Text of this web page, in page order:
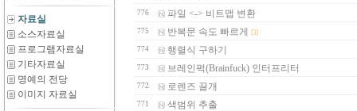
자료실
소스자료실
프로그램자료실
기타자료실
명예의 전당
이미지 자료실
776 파일 <-> 비트맵 변환
775 반복문 속도 빠르게 [3]
774 행렬식 구하기
773 브레인퍽(Brainfuck) 인터프리터
772 로렌즈 끌개
771 색범위 추출